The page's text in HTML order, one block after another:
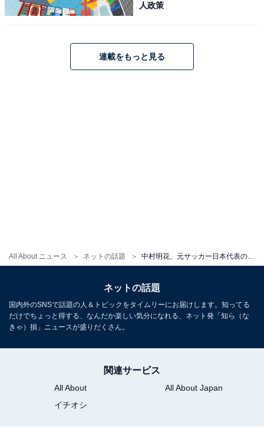
All About ニュース ネットの話題
人政策
連載をもっと見る
ネットの話題
国内外のSNSで話題の人＆トピックをタイムリーにお届けします。知ってる
だけでちょっと得する、なんだか楽しい気分になれる、ネット発「知ら（な
きゃ）損」ニュースが盛りだくさん。
関連サービス
All About
All About Japan
イチオシ